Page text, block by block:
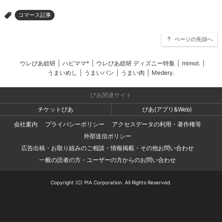
> コマース記事
ページの先頭へ
ウレぴあ総研 ハピママ* ウレぴあ総研 ディズニー特集 mimot.
うまいめし
うまいパン うまい肉 Medery.
ぴあ関連サイト
チケットぴあ
ぴあ(アプリ&Web)
会社案内
プライバシーポリシー
アクセスデータの利用・著作権等
外部送信ポリシー
広告出稿・お取り組みのご相談・情報掲載・その他お問い合わせ
一般の読者の方・ユーザーの方からのお問い合わせ
Copyright (C) PIA Corporation. All Rights Reserved.